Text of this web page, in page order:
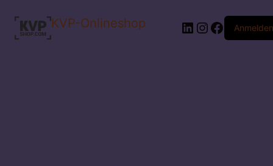
KVP-Onlineshop LinkedIn
Instagram
Anmelden